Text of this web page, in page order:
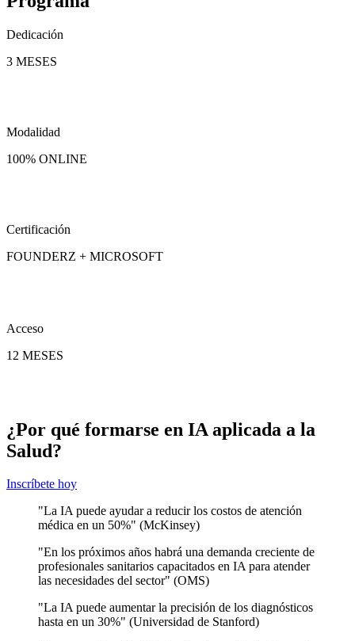
Dedicación
3 MESES
Modalidad
100% ONLINE
Certificación
FOUNDERZ + MICROSOFT
Acceso
12 MESES
¿Por qué formarse en IA aplicada a la
Salud?
Inscríbete hoy
"La IA puede ayudar a reducir los costos de atención
médica en un 50%" (McKinsey)
"En los próximos años habrá una demanda creciente de
profesionales sanitarios capacitados en IA para atender
las necesidades del sector" (OMS)
"La IA puede aumentar la precisión de los diagnósticos
hasta en un 30%" (Universidad de Stanford)